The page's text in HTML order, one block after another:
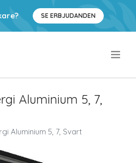
SE ERBJUDANDEN
Aluminium 5, 7,
Aluminium 5, 7, Svart